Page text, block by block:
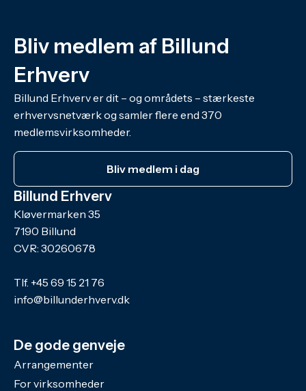
Bliv medlem af Billund
Erhverv
Billund Erhverv er dit – og områdets – stærkeste
erhvervsnetværk og samler flere end 370
medlemsvirksomheder.
Bliv medlem i dag
Billund Erhverv
Kløvermarken 35
7190 Billund
CVR: 30260678
Tlf. +45 69 15 21 76
info@billunderhverv.dk
De gode genveje
Arrangementer
For virksomheder